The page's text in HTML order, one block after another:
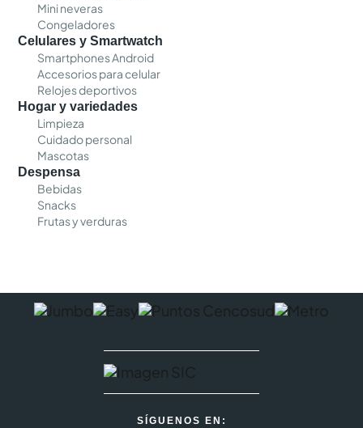
Mini neveras
Congeladores
Celulares y Smartwatch
Smartphones Android
Accesorios para celular
Relojes deportivos
Hogar y variedades
Limpieza
Cuidado personal
Mascotas
Despensa
Bebidas
Snacks
Frutas y verduras
SÍGUENOS EN: